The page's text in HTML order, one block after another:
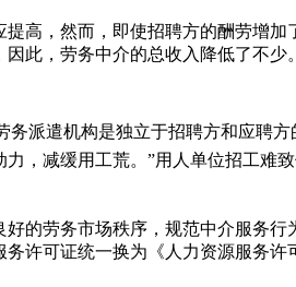
高，然而，即使招聘方的酬劳增
此，劳务中介的总收入降低了不少。
务派遣机构是独立于招聘方和应聘
，减缓用工荒。”用人单位招工难
的劳务市场秩序，规范中介服务
许可证统一换为《人力资源服务